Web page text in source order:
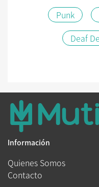
Punk
Deaf
Información
Quienes Somos
Contacto